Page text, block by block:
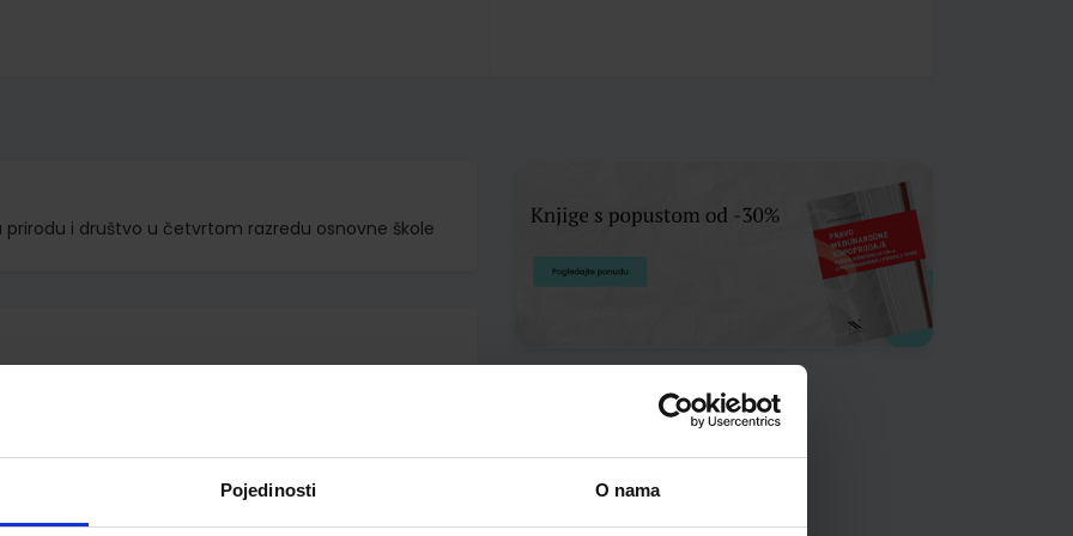
Pojedinosti O nama
prirodu i društvo u četvrtom razredu osnovne škole